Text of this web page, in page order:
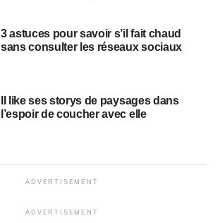
3 astuces pour savoir s’il fait chaud
sans consulter les réseaux sociaux
Il like ses storys de paysages dans
l’espoir de coucher avec elle
ADVERTISEMENT
ADVERTISEMENT